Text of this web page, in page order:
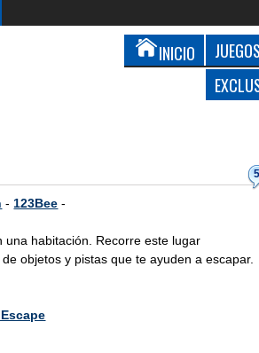
INICIO
- 123Bee -
una habitación. Recorre este lugar
objetos y pistas que te ayuden a escapar.